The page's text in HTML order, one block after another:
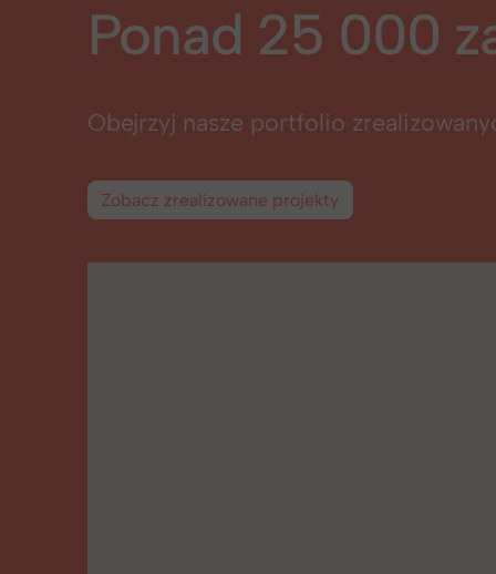
Ponad 25 000
Obejrzyj nasze portfolio
Zobacz zrealizowane projekty